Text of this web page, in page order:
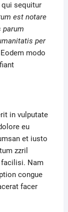
sequitur
est notare
parum
per
Eodem modo
in vulputate
eu
et iusto
zzril
facilisi. Nam
congue
facer